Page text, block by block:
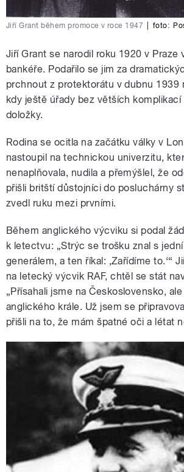
Jiří Grant během promoce v roce 1947 foto:
Jiří Grant se narodil roku 1920 v Praze
bankéře. Podařilo se jim za
prchnout z protektorátu v dubnu 1939
kdy ještě úřady bez větších
doložky.
Rodina se ocitla na začátku války v
nastoupil na technickou univerzitu,
nenaplňovala, nudila a přemýšlel, že
přišli britští důstojníci do posluchárny
zvedl ruku mezi prvními.
Během anglického výcviku si podal
k letectvu: „Strýc se trošku znal s
generálem, a ten říkal: ‚Zařídíme to.‘“
na letecký výcvik RAF, chtěl se stát
„Přísahali jsme na Československo,
anglického krále. Už jsem se
přišli na to, že mám špatné oči a létat